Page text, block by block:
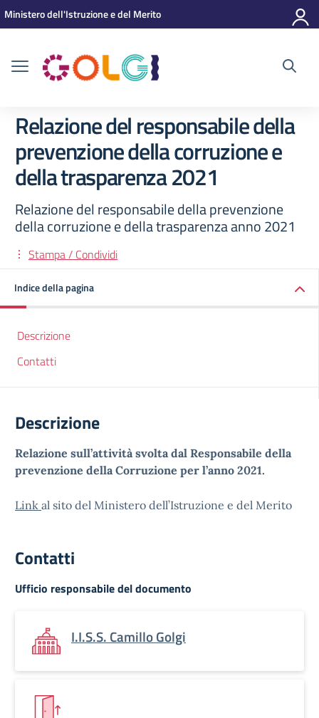
Vai ai contenuti
Vai al menu di navigazione
Vai al footer
Ministero dell'Istruzione e del Merito
Relazione del responsabile della
prevenzione della corruzione e
della trasparenza 2021
Relazione del responsabile della prevenzione
della corruzione e della trasparenza anno 2021
Stampa / Condividi
Indice della pagina
Descrizione
Contatti
Descrizione
Relazione sull’attività svolta dal Responsabile della
prevenzione della Corruzione per l’anno 2021.
Link al sito del Ministero dell’Istruzione e del Merito
Contatti
Ufficio responsabile del documento
I.I.S.S. Camillo Golgi